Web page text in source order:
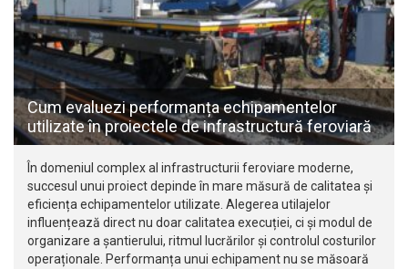
Cum evaluezi performanța echipamentelor
utilizate în proiectele de infrastructură feroviară
În domeniul complex al infrastructurii feroviare moderne,
succesul unui proiect depinde în mare măsură de calitatea și
eficiența echipamentelor utilizate. Alegerea utilajelor
influențează direct nu doar calitatea execuției, ci și modul de
organizare a șantierului, ritmul lucrărilor și controlul costurilor
operaționale. Performanța unui echipament nu se măsoară